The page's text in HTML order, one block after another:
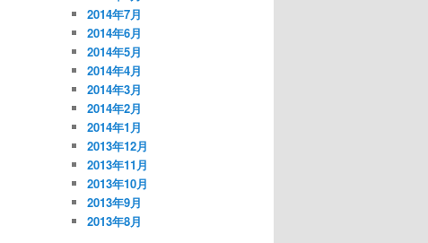
2014年7月
2014年6月
2014年5月
2014年4月
2014年3月
2014年2月
2014年1月
2013年12月
2013年11月
2013年10月
2013年9月
2013年8月